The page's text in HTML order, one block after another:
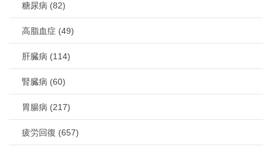
糖尿病 (82)
高脂血症 (49)
肝臓病 (114)
腎臓病 (60)
胃腸病 (217)
疲労回復 (657)